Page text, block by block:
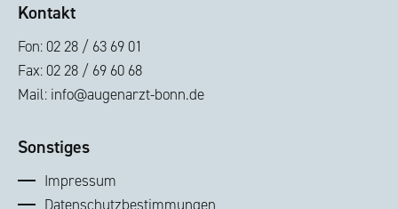
Kontakt
Fon: 02 28 / 63 69 01
Fax: 02 28 / 69 60 68
Mail: info@augenarzt-bonn.de
Sonstiges
Impressum
Datenschutzbestimmungen